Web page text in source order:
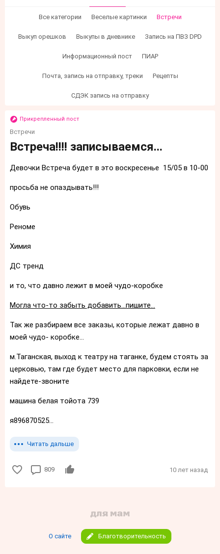
Все категории Веселые картинки Встречи
Выкуп орешков Выкупы в дневнике Запись на ПВЗ DPD
Информационный пост ПИАР
Почта, запись на отправку, треки Рецепты
СДЭК запись на отправку
Прикрепленный пост
Встречи
Встреча!!!! записываемся...
Девочки Встреча будет в это воскресенье 15/05 в 10-00
просьба не опаздывать!!!
Обувь
Реноме
Химия
ДС тренд
и то, что давно лежит в моей чудо-коробке
Могла что-то забыть добавить...пишите...
Так же разбираем все заказы, которые лежат давно в
моей чудо- коробке...
м.Таганская, выход к театру на таганке, будем стоять за
церковью, там где будет место для парковки, если не
найдете-звоните
машина белая тойота 739
я896870525...
Читать дальше
809 10 лет назад
О сайте Благотворительность